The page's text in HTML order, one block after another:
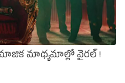
సామాజిక మాథ్యమాల్లో వైరల్‌ !